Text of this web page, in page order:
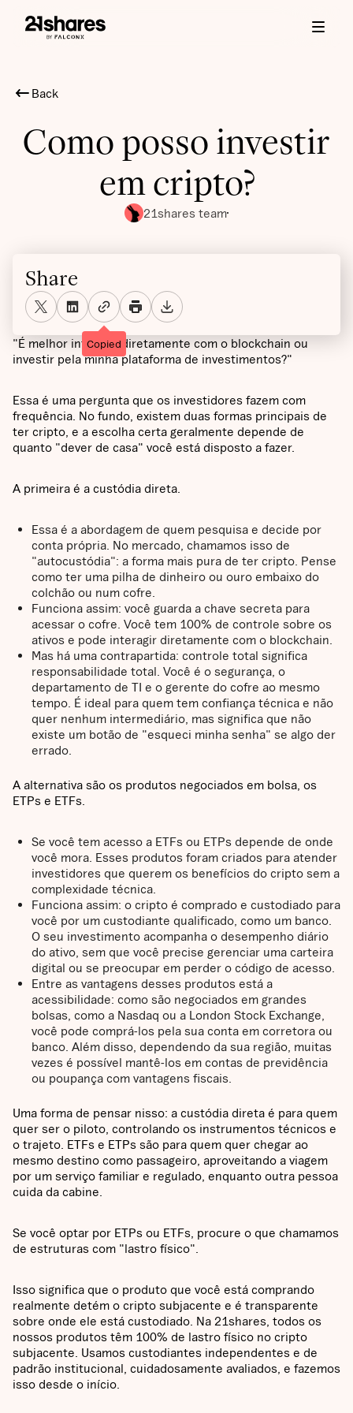
Back
Como posso investir
em cripto?
21shares team
"É melhor interagir diretamente com o blockchain ou
investir pela minha plataforma de investimentos?"
Essa é uma pergunta que os investidores fazem com
frequência. No fundo, existem duas formas principais de
ter cripto, e a escolha certa geralmente depende de
quanto "dever de casa" você está disposto a fazer.
A primeira é a custódia direta.
Essa é a abordagem de quem pesquisa e decide por
conta própria. No mercado, chamamos isso de
"autocustódia": a forma mais pura de ter cripto. Pense
como ter uma pilha de dinheiro ou ouro embaixo do
colchão ou num cofre.
Funciona assim: você guarda a chave secreta para
acessar o cofre. Você tem 100% de controle sobre os
ativos e pode interagir diretamente com o blockchain.
Mas há uma contrapartida: controle total significa
responsabilidade total. Você é o segurança, o
departamento de TI e o gerente do cofre ao mesmo
tempo. É ideal para quem tem confiança técnica e não
quer nenhum intermediário, mas significa que não
existe um botão de "esqueci minha senha" se algo der
errado.
A alternativa são os produtos negociados em bolsa, os
ETPs e ETFs.
Se você tem acesso a ETFs ou ETPs depende de onde
você mora. Esses produtos foram criados para atender
investidores que querem os benefícios do cripto sem a
complexidade técnica.
Funciona assim: o cripto é comprado e custodiado para
você por um custodiante qualificado, como um banco.
O seu investimento acompanha o desempenho diário
do ativo, sem que você precise gerenciar uma carteira
digital ou se preocupar em perder o código de acesso.
Entre as vantagens desses produtos está a
acessibilidade: como são negociados em grandes
bolsas, como a Nasdaq ou a London Stock Exchange,
você pode comprá-los pela sua conta em corretora ou
banco. Além disso, dependendo da sua região, muitas
vezes é possível mantê-los em contas de previdência
ou poupança com vantagens fiscais.
Uma forma de pensar nisso: a custódia direta é para quem
quer ser o piloto, controlando os instrumentos técnicos e
o trajeto. ETFs e ETPs são para quem quer chegar ao
mesmo destino como passageiro, aproveitando a viagem
por um serviço familiar e regulado, enquanto outra pessoa
cuida da cabine.
Se você optar por ETPs ou ETFs, procure o que chamamos
de estruturas com "lastro físico".
Isso significa que o produto que você está comprando
realmente detém o cripto subjacente e é transparente
sobre onde ele está custodiado. Na 21shares, todos os
nossos produtos têm 100% de lastro físico no cripto
subjacente. Usamos custodiantes independentes e de
padrão institucional, cuidadosamente avaliados, e fazemos
isso desde o início.
Share
Copied